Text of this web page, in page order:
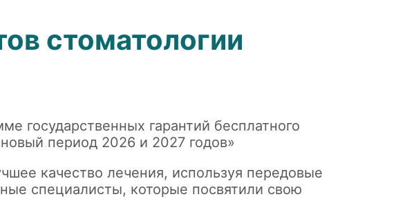
стоматологии
государственных гарантий бесплатного
период 2026 и 2027 годов»
качество лечения, используя передовые
специалисты, которые посвятили свою